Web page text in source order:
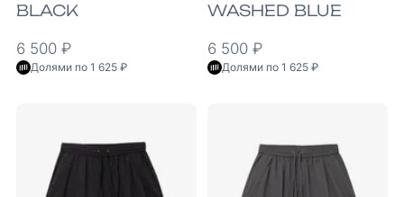
BLACK
6 500 ₽
Долями по 1 625 ₽
WASHED BLUE
6 500 ₽
Долями по 1 625 ₽